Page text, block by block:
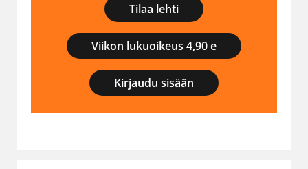
Tilaa lehti
Viikon lukuoikeus 4,90 e
Kirjaudu sisään